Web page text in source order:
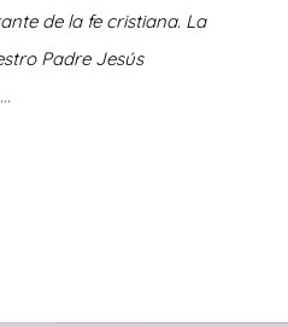
de la fe cristiana. La
Padre Jesús